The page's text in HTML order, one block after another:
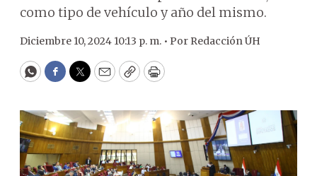
como tipo de vehículo y año del mismo.
Diciembre 10, 2024 10:13 p. m. • Por Redacción ÚH
WhatsApp
Facebook
Twitter
EmailCopyPrint